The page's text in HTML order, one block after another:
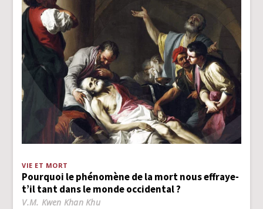
VIE ET MORT
Pourquoi le phénomène de la mort nous effraye-
t’il tant dans le monde occidental ?
V.M. Kwen Khan Khu